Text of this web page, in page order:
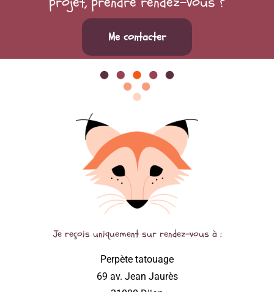
Me contacter
Je reçois uniquement sur rendez-vous à :
Perpète tatouage
69 av. Jean Jaurès